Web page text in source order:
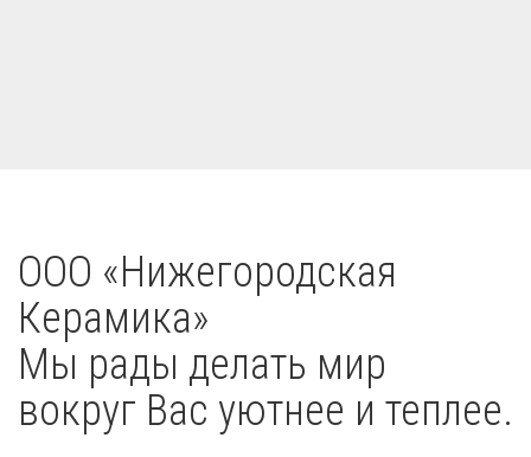
OOO «Нижегородская
Керамика»
Мы рады делать мир
вокруг Вас уютнее и теплее.